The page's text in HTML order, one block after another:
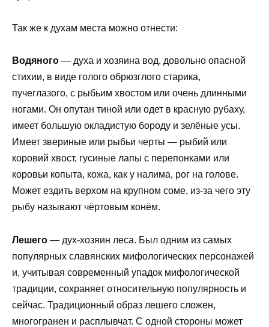
Так же к духам места можно отнести:
Водяного — духа и хозяина вод, довольно опасной
стихии, в виде голого обрюзглого старика,
пучеглазого, с рыбьим хвостом или очень длинными
ногами. Он опутан тиной или одет в красную рубаху,
имеет большую окладистую бороду и зелёные усы.
Имеет звериные или рыбьи черты — рыбий или
коровий хвост, гусиные лапы с перепонками или
коровьи копыта, кожа, как у налима, рог на голове.
Может ездить верхом на крупном соме, из-за чего эту
рыбу называют чёртовым конём.
Лешего — дух-хозяин леса. Был одним из самых
популярных славянских мифологических персонажей
и, учитывая современный упадок мифологической
традиции, сохраняет относительную популярность и
сейчас. Традиционный образ лешего сложен,
многогранен и расплывчат. С одной стороны может